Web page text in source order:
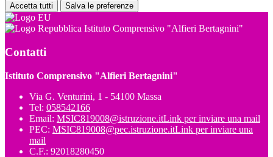
Accetta tutti Salva le preferenze
Istituto Comprensivo "Alfieri Bertagnini"
Contatti
Istituto Comprensivo "Alfieri Bertagnini"
Via G. Venturini, 1 - 54100 Massa
Tel: 058542166
Email: MSIC819008@istruzione.itLink per inviare una mail
PEC: MSIC819008@pec.istruzione.itLink per inviare una
mail
C.F.: 92018280450